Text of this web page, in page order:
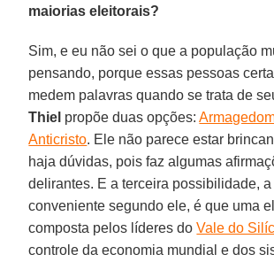
maiorias eleitorais?
Sim, e eu não sei o que a população
pensando, porque essas pessoas
medem palavras quando se trata de
Thiel propõe duas opções:
Anticristo. Ele não parece estar
haja dúvidas, pois faz algumas
delirantes. E a terceira possibilidade,
conveniente segundo ele, é que uma
composta pelos líderes doVale do
controle da economia mundial e dos